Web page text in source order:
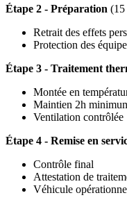
Étape 2 - Préparation
Retrait des effets
Protection des
Étape 3 - Traitement
Montée en
Maintien 2h
Ventilation contrôlée
Étape 4 - Remise en
Contrôle final
Attestation de
Véhicule